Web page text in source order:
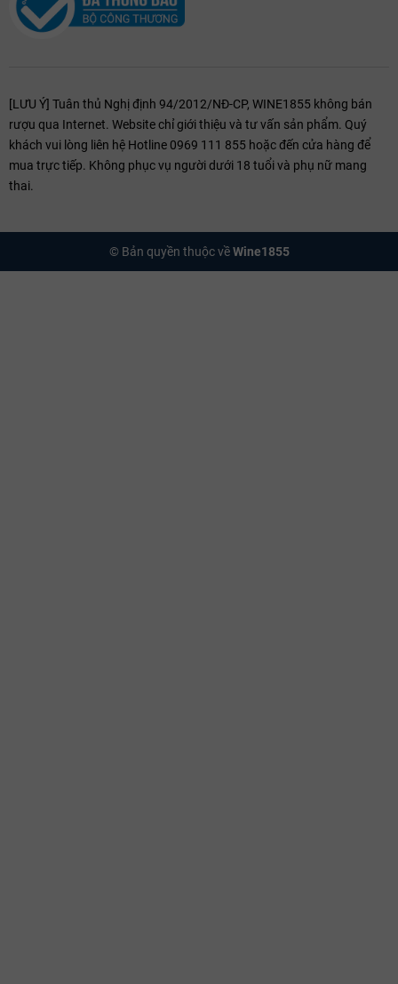
[LƯU Ý] Tuân thủ Nghị định 94/2012/NĐ-CP, WINE1855 không bán
rượu qua Internet. Website chỉ giới thiệu và tư vấn sản phẩm. Quý
khách vui lòng liên hệ Hotline 0969 111 855 hoặc đến cửa hàng để
mua trực tiếp. Không phục vụ người dưới 18 tuổi và phụ nữ mang
thai.
© Bản quyền thuộc vềWine1855